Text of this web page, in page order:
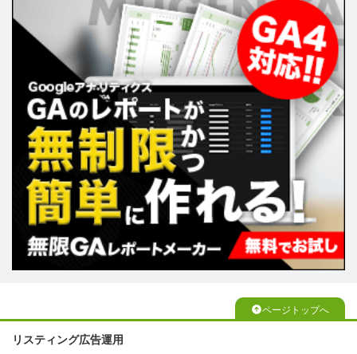
ページトップへ
リスティング広告運用